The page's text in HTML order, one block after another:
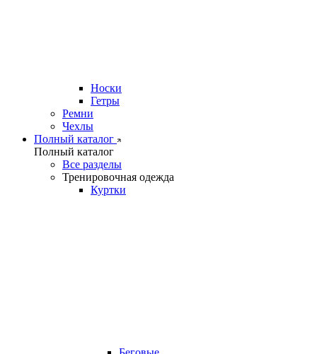
Носки
Гетры
Ремни
Чехлы
Полный каталог
Полный каталог
Все разделы
Тренировочная одежда
Куртки